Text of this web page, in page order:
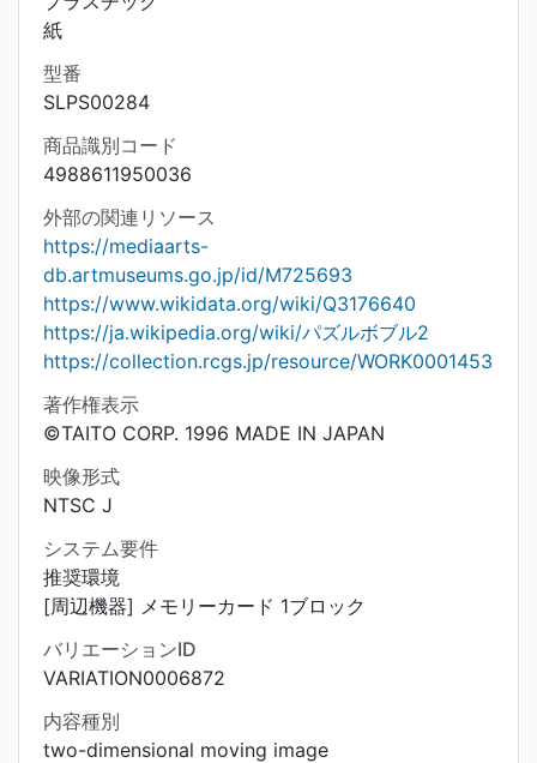
紙
型番
SLPS00284
商品識別コード
4988611950036
外部の関連リソース
https://mediaarts-
db.artmuseums.go.jp/id/M725693
https://www.wikidata.org/wiki/Q3176640
https://ja.wikipedia.org/wiki/パズルボブル2
https://collection.rcgs.jp/resource/WORK0001453
著作権表示
©TAITO CORP. 1996 MADE IN JAPAN
映像形式
NTSC J
システム要件
推奨環境
[周辺機器] メモリーカード 1ブロック
バリエーションID
VARIATION0006872
内容種別
two-dimensional moving image